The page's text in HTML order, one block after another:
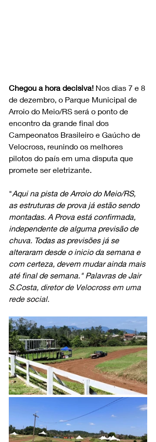
Chegou a hora decisiva! Nos dias 7 e 8
de dezembro, o Parque Municipal de
Arroio do Meio/RS será o ponto de
encontro da grande final dos
Campeonatos Brasileiro e Gaúcho de
Velocross, reunindo os melhores
pilotos do país em uma disputa que
promete ser eletrizante.
"Aqui na pista de Arroio do Meio/RS,
as estruturas de prova já estão sendo
montadas. A Prova está confirmada,
independente de alguma previsão de
chuva. Todas as previsões já se
alteraram desde o inicio da semana e
com certeza, devem mudar ainda mais
até final de semana." Palavras de Jair
S.Costa, diretor de Velocross em uma
rede social.